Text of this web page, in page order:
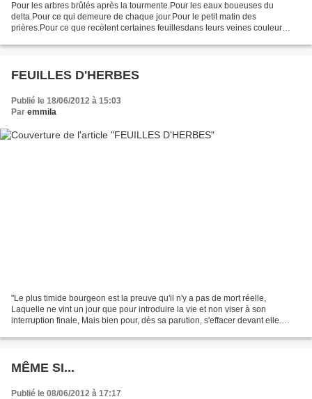
Pour les arbres brûlés après la tourmente.Pour les eaux boueuses du
delta.Pour ce qui demeure de chaque jour.Pour le petit matin des
prières.Pour ce que recèlent certaines feuillesdans leurs veines couleur
FEUILLES D'HERBES
Publié le 18/06/2012 à 15:03
Par emmila
"Le plus timide bourgeon est la preuve qu'il n'y a pas de mort réelle,
Laquelle ne vint un jour que pour introduire la vie et non viser à son
interruption finale, Mais bien pour, dès sa parution, s'effacer devant elle.
MÊME SI...
Publié le 08/06/2012 à 17:17